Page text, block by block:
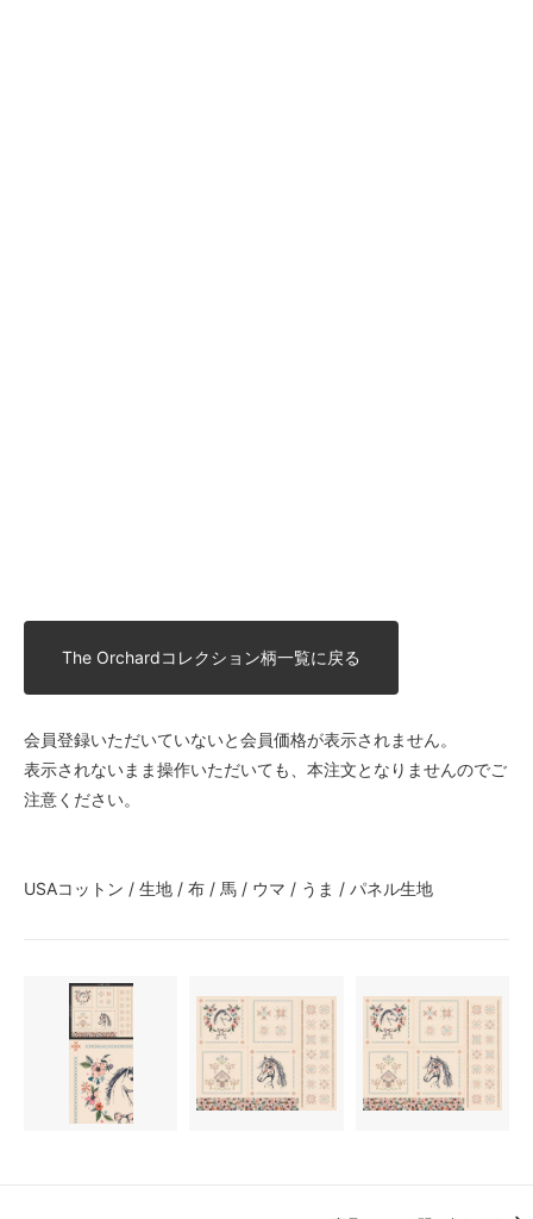
The Orchardコレクション柄一覧に戻る
会員登録いただいていないと会員価格が表示されません。
表示されないまま操作いただいても、本注文となりませんのでご
注意ください。
USAコットン / 生地 / 布 / 馬 / ウマ / うま / パネル生地